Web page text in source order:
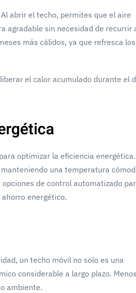
abrir el techo, permites que el aire
agradable sin necesidad de recurrir
más cálidos, ya que refresca los
el calor acumulado durante el
optimizar la eficiencia energética.
una temperatura
de control automatizado
energético.
un techo móvil no solo es una
considerable a largo plazo. Menos
ambiente.